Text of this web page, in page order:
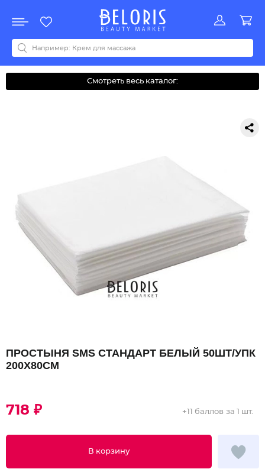
Акции
Все бренды
0-9ABCDEFGHIJKLMNOPQRSTUVWYZАБВДЗИМОКЛНПРСТУФ
Смотреть весь каталог:
ПРОСТЫНЯ SMS СТАНДАРТ БЕЛЫЙ 50ШТ/УПК
200Х80СМ
718 ₽
В корзину
+11 баллов за 1 шт.